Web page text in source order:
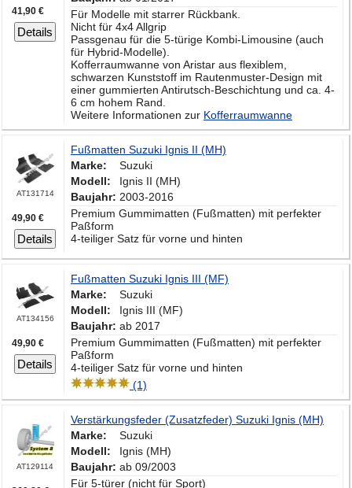
41,90 €
Details
Für Modelle mit starrer Rückbank.
Nicht für 4x4 Allgrip
Passgenau für die 5-türige Kombi-Limousine (auch
für Hybrid-Modelle).
Kofferraumwanne von Aristar aus flexiblem,
schwarzen Kunststoff im Rautenmuster-Design mit
einer gummierten Antirutsch-Beschichtung und ca. 4-
6 cm hohem Rand.
Weitere Informationen zur Kofferraumwanne
AT131714
49,90 €
Details
Fußmatten Suzuki Ignis II (MH)
Marke:
Suzuki
Modell:
Ignis II (MH)
Baujahr: 2003-2016
Premium Gummimatten (Fußmatten) mit perfekter
Paßform
4-teiliger Satz für vorne und hinten
AT134156
49,90 €
Details
Fußmatten Suzuki Ignis III (MF)
Marke:
Suzuki
Modell:
Ignis III (MF)
Baujahr: ab 2017
Premium Gummimatten (Fußmatten) mit perfekter
Paßform
4-teiliger Satz für vorne und hinten
(1)
AT129114
Verstärkungsfeder (Zusatzfeder) Suzuki Ignis (MH)
Marke:
Suzuki
Modell:
Ignis (MH)
Baujahr: ab 09/2003
Für 5-türer (nicht für Sport)